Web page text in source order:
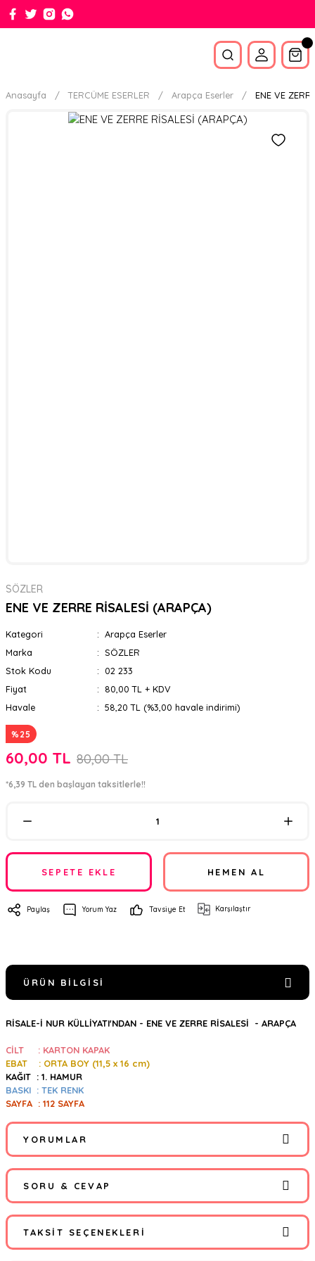
Anasayfa TERCÜME ESERLER Arapça Eserler ENE VE
SÖZLER
ENE VE ZERRE RİSALESİ (ARAPÇA)
Kategori
Arapça Eserler
Marka
SÖZLER
Stok Kodu
02 233
Fiyat
80,00 TL + KDV
Havale
58,20 TL (%3,00 havale indirimi)
%25
60,00 TL 80,00 TL
*6,39 TL den başlayan taksitlerle!!
SEPETE EKLE HEMEN AL
Paylaş Yorum Yaz Tavsiye Et Karşılaştır
ÜRÜN BILGISI
RİSALE-İ NUR KÜLLİYATI'NDAN - ENE VE ZERRE RİSALESİ - ARAPÇA
CİLT : KARTON KAPAK
EBAT : ORTA BOY (11,5 x 16 cm)
KAĞIT : 1. HAMUR
BASKI : TEK RENK
SAYFA : 112 SAYFA
YORUMLAR
Bu ürüne ilk yorumu siz yapın!
Yorum Yaz
SORU & CEVAP
Ürün hakkında henüz soru sorulmamış.
TAKSIT SEÇENEKLERI